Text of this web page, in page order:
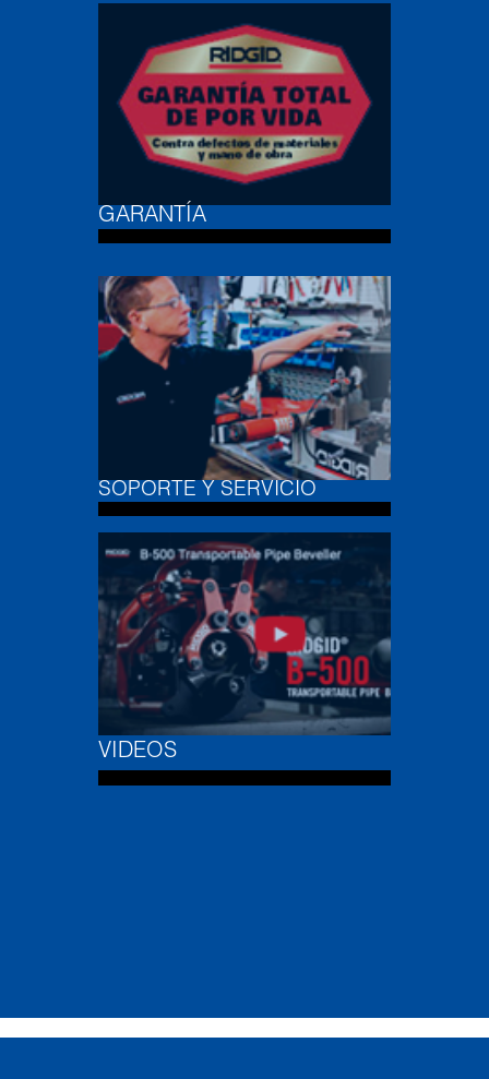
GARANTÍA
SOPORTE Y SERVICIO
VIDEOS